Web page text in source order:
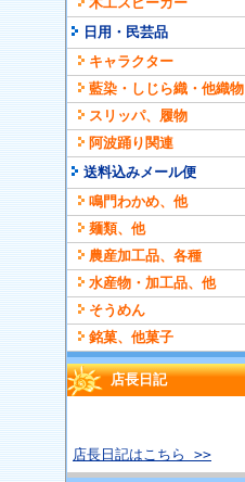
日用・民芸品
キャラクター
藍染・しじら織・他織物
スリッパ、履物
阿波踊り関連
送料込みメール便
鳴門わかめ、他
麺類、他
農産加工品、各種
水産物・加工品、他
そうめん
銘菓、他菓子
店長日記
店長日記はこちら >>